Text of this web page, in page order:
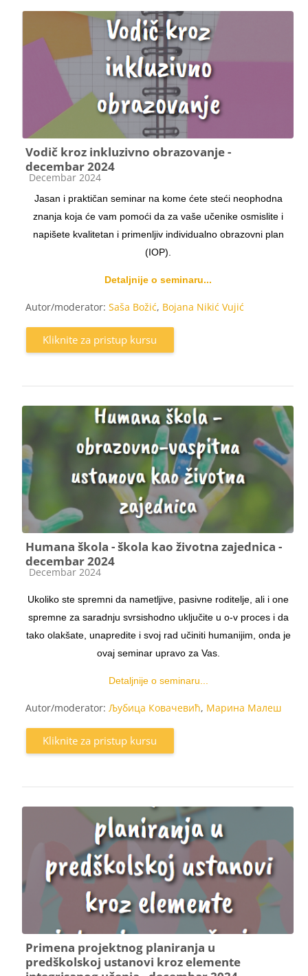
Vodič kroz inkluzivno obrazovanje -
decembar 2024
Kategorija kursa
Decembar 2024
Jasan i praktičan seminar na kome ćete steći neophodna
znanja koja će vam pomoći da za vaše učenike osmislite i
napišete kvalitetan i primenljiv individualno obrazovni plan
(IOP).
Detaljnije o seminaru...
Autor/moderator: Saša Božić, Bojana Nikić Vujić
Kliknite za pristup kursu
Humana škola - škola kao životna zajednica -
decembar 2024
Kategorija kursa
Decembar 2024
Ukoliko ste spremni da nametljive, pasivne roditelje, ali i one
spremne za saradnju svrsishodno uključite u o-v proces i da
tako olakšate, unapredite i svoj rad učiniti humanijim, onda je
ovaj seminar upravo za Vas.
Detaljnije o seminaru...
Autor/moderator: Љубица Ковачевић, Марина Малеш
Kliknite za pristup kursu
Primena projektnog planiranja u
predškolskoj ustanovi kroz elemente